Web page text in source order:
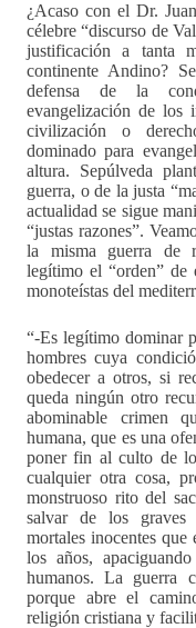
¿Acaso con el Dr.
célebre “discurso de
justificación a tanta
continente Andino?
defensa de la
evangelización de los
civilización o
dominado para
altura. Sepúlveda
guerra, o de la justa
actualidad se sigue
“justas razones”.
la misma guerra de
legítimo el “orden” de
monoteístas del
“-Es legítimo dominar
hombres cuya
obedecer a otros, si
queda ningún otro
abominable crimen
humana, que es una
poner fin al culto de
cualquier otra cosa,
monstruoso rito del
salvar de los graves
mortales inocentes que
los años,
humanos. La guerra
porque abre el
religión cristiana y